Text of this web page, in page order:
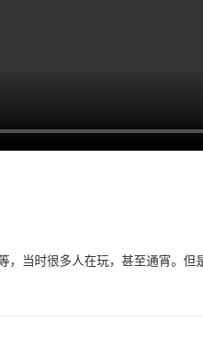
当时很多人在玩，甚至通宵。但